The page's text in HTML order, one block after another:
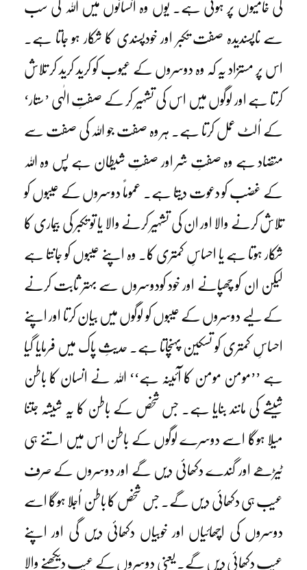
کی خامیوں پر ہوتی ہے۔ یوں وہ انسانوں میں اللہ کی سب
سے ناپسندیدہ صفت تکبر اور خودپسندی کا شکار ہو جاتا ہے۔
اس پر مستزاد یہ کہ وہ دوسروں کے عیوب کو کرید کرید کر تلاش
کرتا ہے اور لوگوں میں اس کی تشہیر کر کے صفتِ الٰہی ’ستار‘
کے اُلٹ عمل کرتا ہے۔ ہر وہ صفت جو اللہ کی صفت سے
متضاد ہے وہ صفتِ شر اور صفتِ شیطان ہے پس وہ اللہ
کے غضب کو دعوت دیتا ہے۔ عموماً دوسروں کے عیبوں کو
تلاش کرنے والا اور ان کی تشہیر کرنے والا یا تو تکبر کی بیماری کا
شکار ہوتا ہے یا احساسِ کمتری کا۔ وہ اپنے عیبوں کو جانتا ہے
لیکن ان کو چھپانے اور خود کودوسروں سے بہتر ثابت کرنے
کے لیے دوسروں کے عیبوں کو لوگوں میں بیان کرتا اور اپنے
احساسِ کمتری کو تسکین پہنچاتا ہے۔ حدیثِ پاک میں فرمایا گیا
ہے ’’مومن مومن کا آئینہ ہے‘‘ اللہ نے انسان کا باطن
شیشے کی مانند بنایا ہے۔ جس شخص کے باطن کا یہ شیشہ جتنا
میلا ہوگا اسے دوسرے لوگوں کے باطن اس میں اتنے ہی
ٹیڑھے اور گندے دکھائی دیں گے اور دوسروں کے صرف
عیب ہی دکھائی دیں گے۔ جس شخص کا باطن اُجلا ہوگا اسے
دوسروں کی اچھائیاں اور خوبیاں دکھائی دیں گی اور اپنے
عیب دکھائی دیں گے۔ یعنی دوسروں کے عیب دیکھنے والا